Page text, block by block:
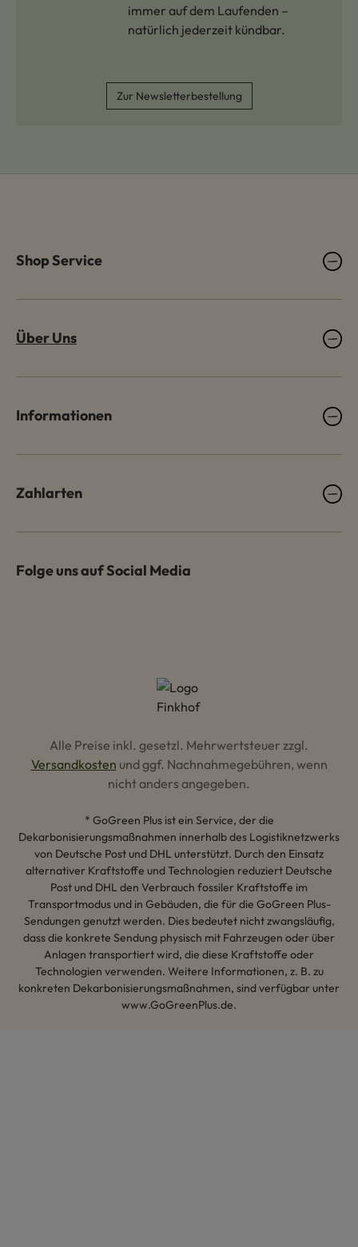
immer auf dem Laufenden –
natürlich jederzeit kündbar.
Zur Newsletterbestellung
Shop Service
Über Uns
Informationen
Zahlarten
Folge uns auf Social Media
Alle Preise inkl. gesetzl. Mehrwertsteuer zzgl.
Versandkosten und ggf. Nachnahmegebühren, wenn
nicht anders angegeben.
* GoGreen Plus ist ein Service, der die
Dekarbonisierungsmaßnahmen innerhalb des Logistiknetzwerks
von Deutsche Post und DHL unterstützt. Durch den Einsatz
alternativer Kraftstoffe und Technologien reduziert Deutsche
Post und DHL den Verbrauch fossiler Kraftstoffe im
Transportmodus und in Gebäuden, die für die GoGreen Plus-
Sendungen genutzt werden. Dies bedeutet nicht zwangsläufig,
dass die konkrete Sendung physisch mit Fahrzeugen oder über
Anlagen transportiert wird, die diese Kraftstoffe oder
Technologien verwenden. Weitere Informationen, z. B. zu
konkreten Dekarbonisierungsmaßnahmen, sind verfügbar unter
www.GoGreenPlus.de.